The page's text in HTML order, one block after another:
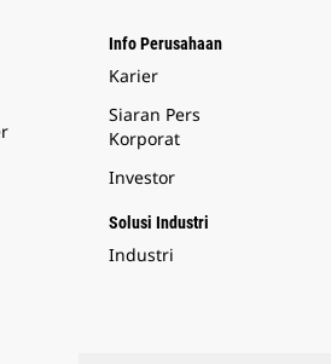
Info Perusahaan
Karier
Siaran Pers
Korporat
Investor
Solusi Industri
Industri